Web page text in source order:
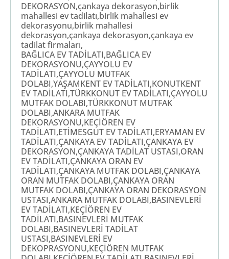
DEKORASYON,çankaya dekorasyon,birlik
mahallesi ev tadilatı,birlik mahallesi ev
dekorasyonu,birlik mahallesi
dekorasyon,çankaya dekorasyon,çankaya ev
tadilat firmaları,
BAĞLICA EV TADİLATI,BAĞLICA EV
DEKORASYONU,ÇAYYOLU EV
TADİLATI,ÇAYYOLU MUTFAK
DOLABI,YAŞAMKENT EV TADİLATI,KONUTKENT
EV TADİLATI,TÜRKKONUT EV TADİLATI,ÇAYYOLU
MUTFAK DOLABI,TÜRKKONUT MUTFAK
DOLABI,ANKARA MUTFAK
DEKORASYONU,KEÇİÖREN EV
TADİLATI,ETİMESGUT EV TADİLATI,ERYAMAN EV
TADİLATI,ÇANKAYA EV TADİLATI,ÇANKAYA EV
DEKORASYON,ÇANKAYA TADİLAT USTASI,ORAN
EV TADİLATI,ÇANKAYA ORAN EV
TADİLATI,ÇANKAYA MUTFAK DOLABI,ÇANKAYA
ORAN MUTFAK DOLABI,ÇANKAYA ORAN
MUTFAK DOLABI,ÇANKAYA ORAN DEKORASYON
USTASI,ANKARA MUTFAK DOLABI,BASINEVLERİ
EV TADİLATI,KEÇİÖREN EV
TADİLATI,BASINEVLERİ MUTFAK
DOLABI,BASINEVLERİ TADİLAT
USTASI,BASINEVLERİ EV
DEKOPRASYONU,KEÇİÖREN MUTFAK